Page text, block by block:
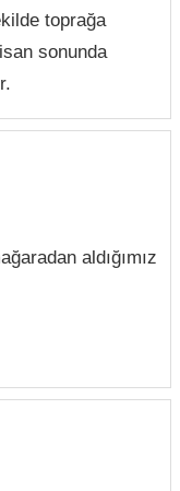
toprağa
sonunda
aldığımız